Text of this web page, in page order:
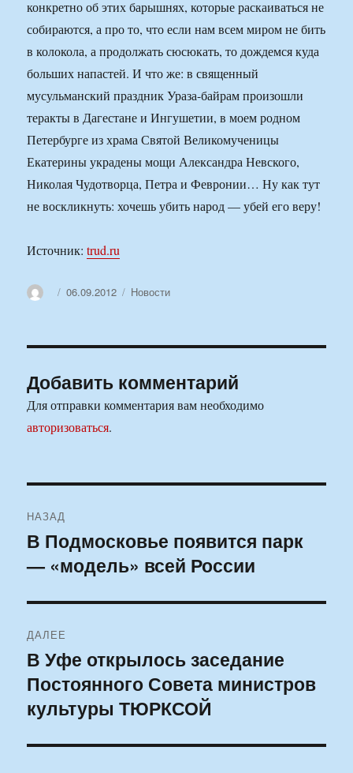
конкретно об этих барышнях, которые раскаиваться не
собираются, а про то, что если нам всем миром не бить
в колокола, а продолжать сюсюкать, то дождемся куда
больших напастей. И что же: в священный
мусульманский праздник Ураза-байрам произошли
теракты в Дагестане и Ингушетии, в моем родном
Петербурге из храма Святой Великомученицы
Екатерины украдены мощи Александра Невского,
Николая Чудотворца, Петра и Февронии… Ну как тут
не воскликнуть: хочешь убить народ — убей его веру!
Источник:trud.ru
АвторОпубликовано
06.09.2012 Рубрики
Новости
Добавить комментарий
Для отправки комментария вам необходимо
авторизоваться.
по
записям
НАЗАД
Предыдущая
запись:
В Подмосковье появится парк
— «модель» всей России
ДАЛЕЕ
Следующая
запись:
В Уфе открылось заседание
Постоянного Совета министров
культуры ТЮРКСОЙ